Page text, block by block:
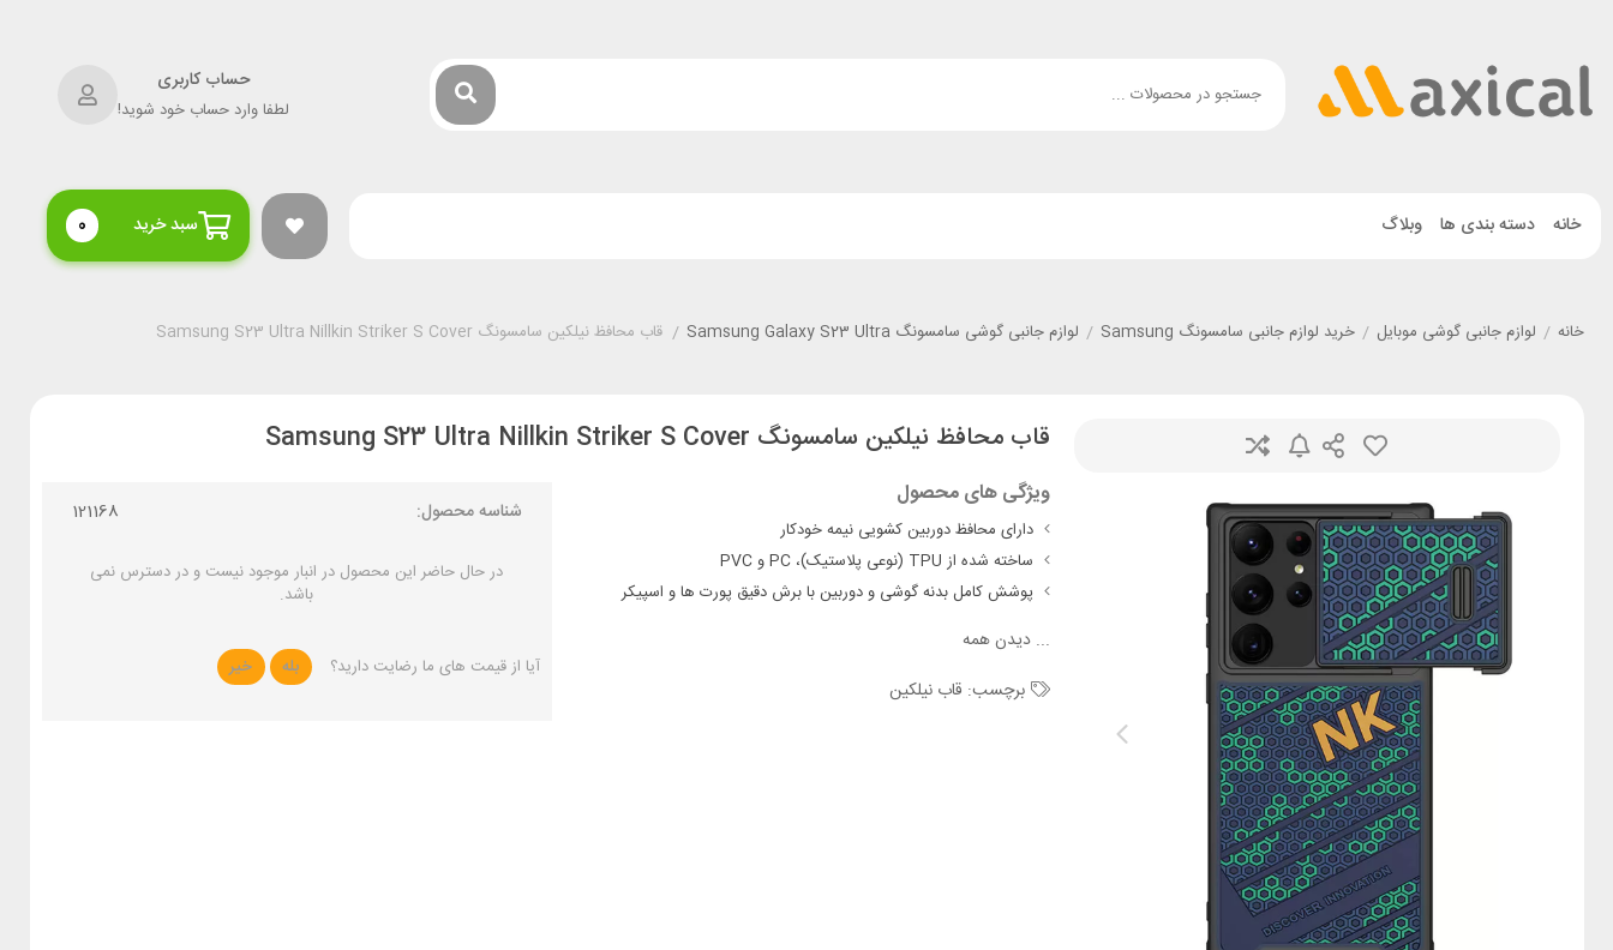
حساب کاربری
لطفا وارد حساب خود شوید!
خانه دسته بندی ها وبلاگ سبد خرید 0
خانه / لوازم جانبی گوشی موبایل / خرید لوازم جانبی سامسونگ Samsung / لوازم جانبی گوشی سامسونگ Samsung Galaxy S23 Ultra / قاب محافظ نیلکین سامسونگ Samsung S23 Ultra Nillkin Striker S Cover
قاب محافظ نیلکین سامسونگ Samsung S23 Ultra Nillkin Striker S Cover
ویژگی های محصول
دارای محافظ دوربین کشویی نیمه خودکار
ساخته شده از TPU (نوعی پلاستیک)، PC و PVC
پوشش کامل بدنه گوشی و دوربین با برش دقیق پورت ها و اسپیکر
...دیدن همه
برچسب: قاب نیلکین
شناسه محصول: 121168
در حال حاضر این محصول در انبار موجود نیست و در دسترس نمی
باشد.
آیا از قیمت های ما رضایت دارید؟ بله خیر